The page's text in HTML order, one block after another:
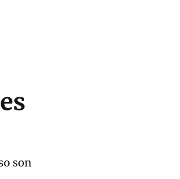
son